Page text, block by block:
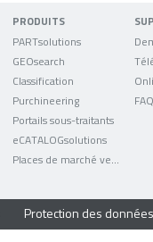
PRODUITS
PARTsolutions
GEOsearch
Classification
Purchineering
Portails sous-traitants
eCATALOGsolutions
Protection des données